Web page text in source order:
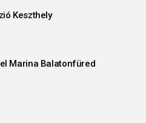
Keszthely
Marina Balatonfüred